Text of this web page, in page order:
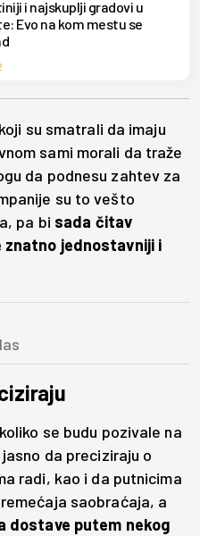
i najskuplji gradovi u
Evo na kom mestu se
su smatrali da imaju
sami morali da traže
da podnesu zahtev za
su to vešto
pa bi sada čitav
jednostavniji i
se budu pozivale na
da preciziraju o
radi, kao i da putnicima
saobraćaja, a
dostave putem nekog